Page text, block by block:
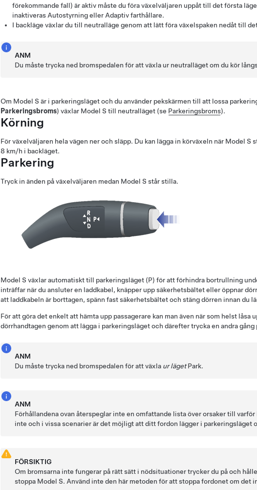
förekommande fall) är aktiv måste du föra växelväljaren uppåt till det första
inaktiveras Autostyrningeller Adaptiv farthållare.
I backläge växlar du till neutralläge genom att lätt föra växelspaken nedåt till
ANM
Du måste trycka ned bromspedalen för att växla ur neutralläget om du kör
Om Model S är i parkeringsläget och du använder pekskärmen till att lossa
Parkeringsbroms) växlar Model S till neutralläget (se Parkeringsbroms).
Körning
För växelväljaren hela vägen ner och släpp. Du kan lägga in körväxeln när Model S
8 km/h i backläget.
Parkering
Tryck in änden på växelväljaren medan Model S står stilla.
Model S växlar automatiskt till parkeringsläget (P) för att förhindra bortrullning
inträffar när du ansluter en laddkabel, knäpper upp säkerhetsbältet eller öppnar
att laddkabeln är borttagen, spänn fast säkerhetsbältet och stäng dörren innan du
För att göra det enkelt att hämta upp passagerare kan man även när som helst låsa
dörrhandtagen genom att lägga i parkeringsläget och därefter trycka en andra gång
ANM
Du måste trycka ned bromspedalen för att växla ur lägetPark.
ANM
Förhållandena ovan återspeglar inte en omfattande lista över orsaker till varför
inte och i vissa scenarier är det möjligt att ditt fordon lägger i parkeringsläget
FÖRSIKTIG
Om bromsarna inte fungerar på rätt sätt i nödsituationer trycker du på och
stoppa Model S. Använd inte den här metoden för att stoppa fordonet om det